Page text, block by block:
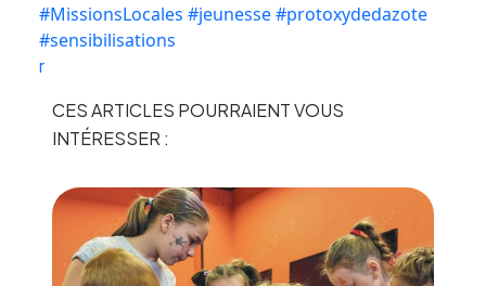
#MissionsLocales #jeunesse#protoxydedazote
#sensibilisations
r
CES ARTICLES POURRAIENT VOUS
INTÉRESSER :